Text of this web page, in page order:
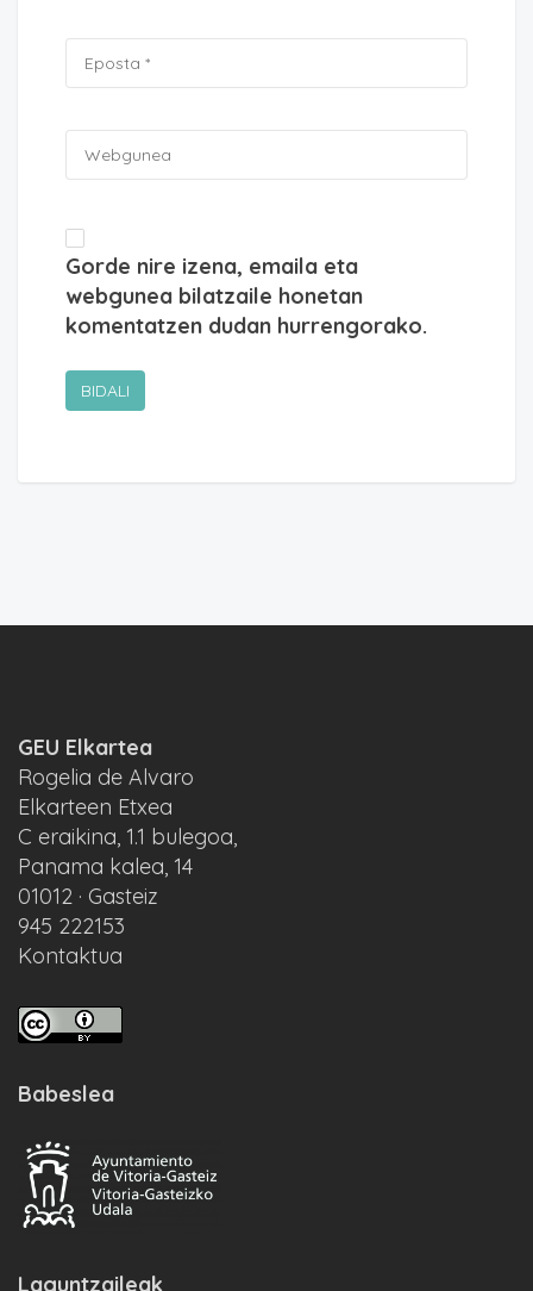
Gorde nire izena, emaila eta
webgunea bilatzaile honetan
komentatzen dudan hurrengorako.
GEU Elkartea
Rogelia de Alvaro
Elkarteen Etxea
C eraikina, 1.1 bulegoa,
Panama kalea, 14
01012 · Gasteiz
945 222153
Kontaktua
Babeslea
Laguntzaileak